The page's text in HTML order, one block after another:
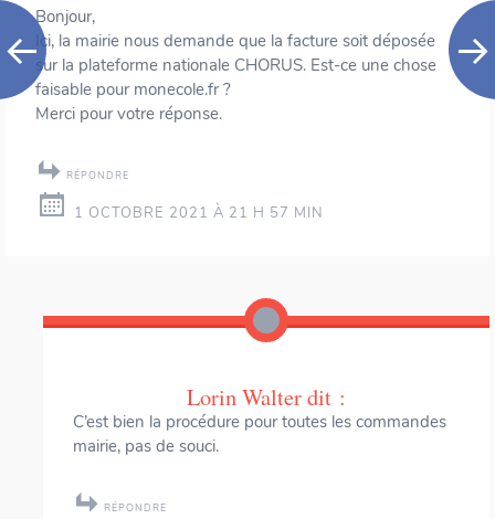
Bonjour,
Ici, la mairie nous demande que la facture soit déposée
sur la plateforme nationale CHORUS. Est-ce une chose
faisable pour monecole.fr ?
Merci pour votre réponse.
RÉPONDRE
1 OCTOBRE 2021 À 21 H 57 MIN
Lorin Walterdit :
C’est bien la procédure pour toutes les commandes
mairie, pas de souci.
RÉPONDRE